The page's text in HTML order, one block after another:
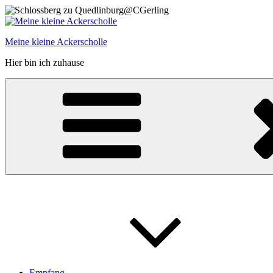
Zum
Inhalt
Meine kleine Ackerscholle
Hier bin ich zuhause